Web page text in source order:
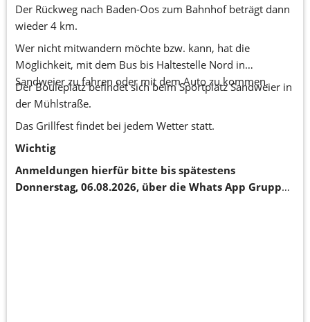
Der Rückweg nach Baden-Oos zum Bahnhof beträgt dann
wieder 4 km.
Wer nicht mitwandern möchte bzw. kann, hat die
Möglichkeit, mit dem Bus bis Haltestelle Nord in
Sandweier zu fahren oder mit dem Auto zu kommen.
Der Bouleplatz befindet sich beim Sportplatz Sandweier in
der Mühlstraße.
Das Grillfest findet bei jedem Wetter statt.
Wichtig
Anmeldungen hierfür bitte bis spätestens
Donnerstag, 06.08.2026, über die Whats App Gruppe